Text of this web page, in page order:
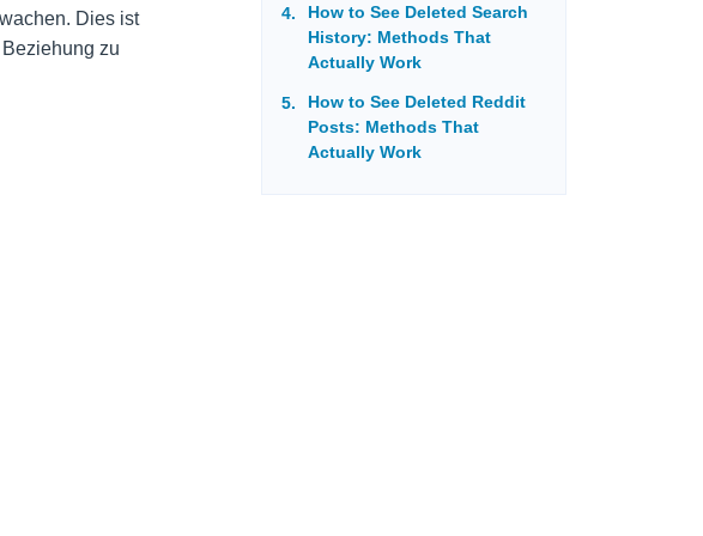
Dies ist
zu
How to See Deleted Search
History: Methods That
Actually Work
How to See Deleted Reddit
Posts: Methods That
Actually Work